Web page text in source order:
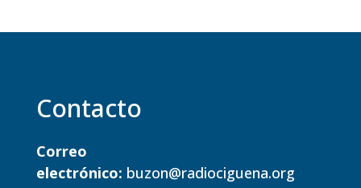
Contacto
Correo
electrónico: buzon@radiociguena.org